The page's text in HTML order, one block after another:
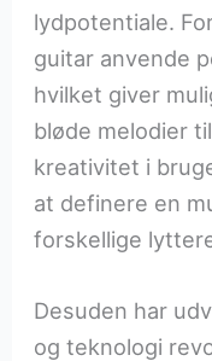
lydpotentiale.
guitar anvende
hvilket giver
bløde melodier
kreativitet i
at definere en
forskellige
Desuden har
og teknologi